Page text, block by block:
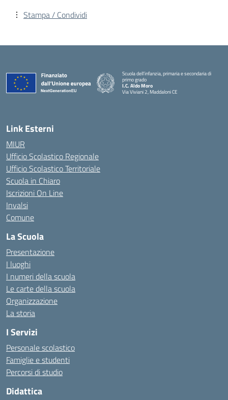
Stampa / Condividi
Scuola dell’infanzia, primaria e secondaria di
primo grado
I.C. Aldo Moro
Via Viviani 2, Maddaloni CE
Link Esterni
MIUR
Ufficio Scolastico Regionale
Ufficio Scolastico Territoriale
Scuola in Chiaro
Iscrizioni On Line
Invalsi
Comune
La Scuola
Presentazione
I luoghi
I numeri della scuola
Le carte della scuola
Organizzazione
La storia
I Servizi
Personale scolastico
Famiglie e studenti
Percorsi di studio
Didattica